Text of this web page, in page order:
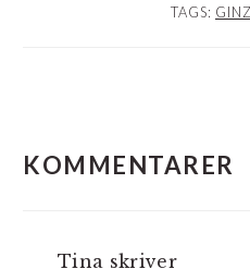
TAGS:
KOMMENTARER
Tina skriver